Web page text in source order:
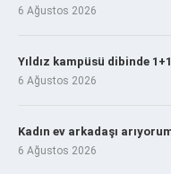
6 Ağustos 2026
Yıldız kampüsü dibinde
6 Ağustos 2026
Kadın ev arkadaşı
6 Ağustos 2026